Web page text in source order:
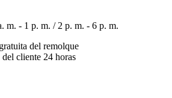
m. - 1 p. m. / 2 p. m. - 6 p. m.
del remolque
cliente 24 horas